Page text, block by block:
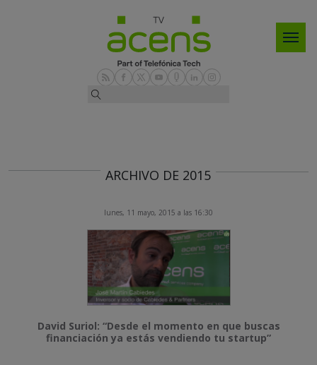
ARCHIVO DE 2015
lunes, 11 mayo, 2015 a las 16:30
David Suriol: “Desde el momento en que buscas
financiación ya estás vendiendo tu startup”